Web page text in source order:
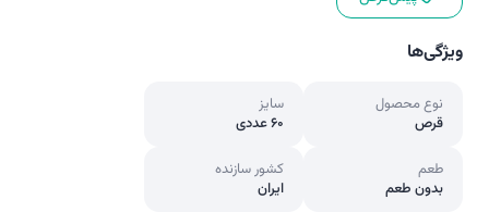
ویژگی‌ها
نوع محصول
قرص
سایز
60 عددی
طعم
بدون طعم
کشور سازنده
ایران